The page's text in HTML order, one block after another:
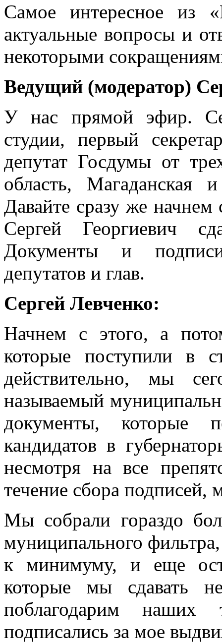
Самое интересное из
актуальные вопросы и
некоторыми
Ведущий (модератор)
У нас прямой эфир.
студии, первый
депутат Госдумы от
область, Магаданская
Давайте сразу же начнем
Сергей Георгиевич
Документы и
депутатов и глав.
Сергей Левченко:
Начнем с этого, а
которые поступили в
действительно, мы
называемый
документы, которые
кандидатов в
несмотря на все
течение сбора подписей,
Мы собрали гораздо
муниципального
к минимуму, и еще
которые мы сдавать
поблагодарим наших
подписались за мое